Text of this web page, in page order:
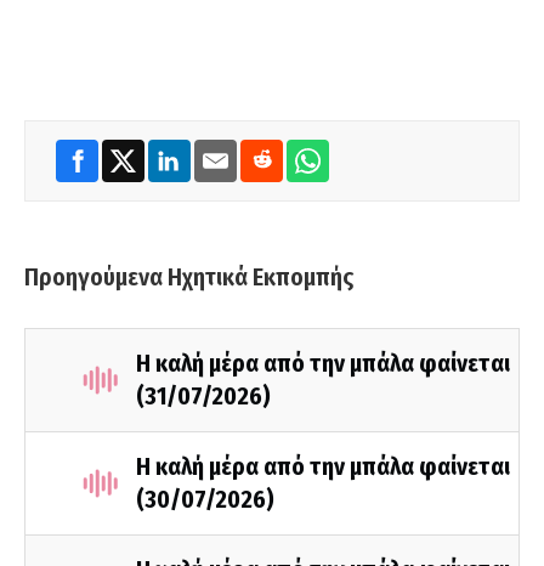
Προηγούμενα Ηχητικά Εκπομπής
Η καλή μέρα από την μπάλα φαίνεται
(31/07/2026)
Η καλή μέρα από την μπάλα φαίνεται
(30/07/2026)